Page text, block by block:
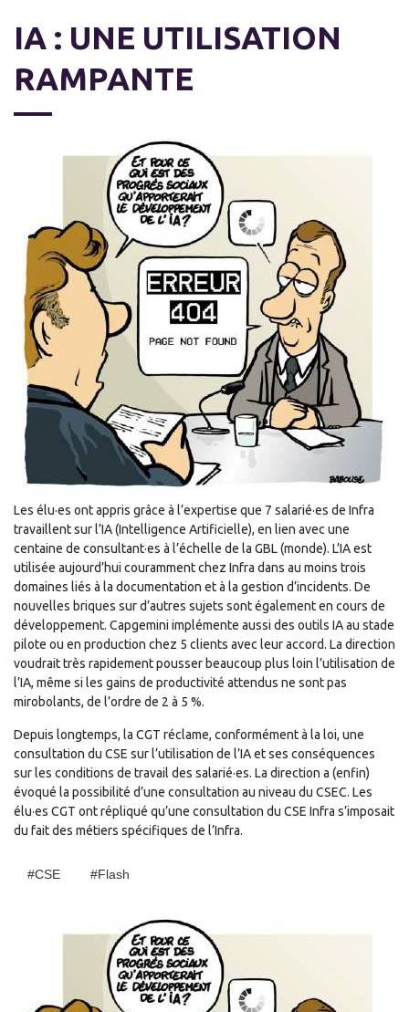
IA : UNE UTILISATION
RAMPANTE
Les élu·es ont appris grâce à l’expertise que 7 salarié·es de Infra
travaillent sur l’IA (Intelligence Artificielle), en lien avec une
centaine de consultant·es à l’échelle de la GBL (monde). L’IA est
utilisée aujourd’hui couramment chez Infra dans au moins trois
domaines liés à la documentation et à la gestion d’incidents. De
nouvelles briques sur d’autres sujets sont également en cours de
développement. Capgemini implémente aussi des outils IA au stade
pilote ou en production chez 5 clients avec leur accord. La direction
voudrait très rapidement pousser beaucoup plus loin l’utilisation de
l’IA, même si les gains de productivité attendus ne sont pas
mirobolants, de l’ordre de 2 à 5 %.
Depuis longtemps, la CGT réclame, conformément à la loi, une
consultation du CSE sur l’utilisation de l’IA et ses conséquences
sur les conditions de travail des salarié·es. La direction a (enfin)
évoqué la possibilité d’une consultation au niveau du CSEC. Les
élu·es CGT ont répliqué qu’une consultation du CSE Infra s’imposait
du fait des métiers spécifiques de l’Infra.
#CSE #Flash